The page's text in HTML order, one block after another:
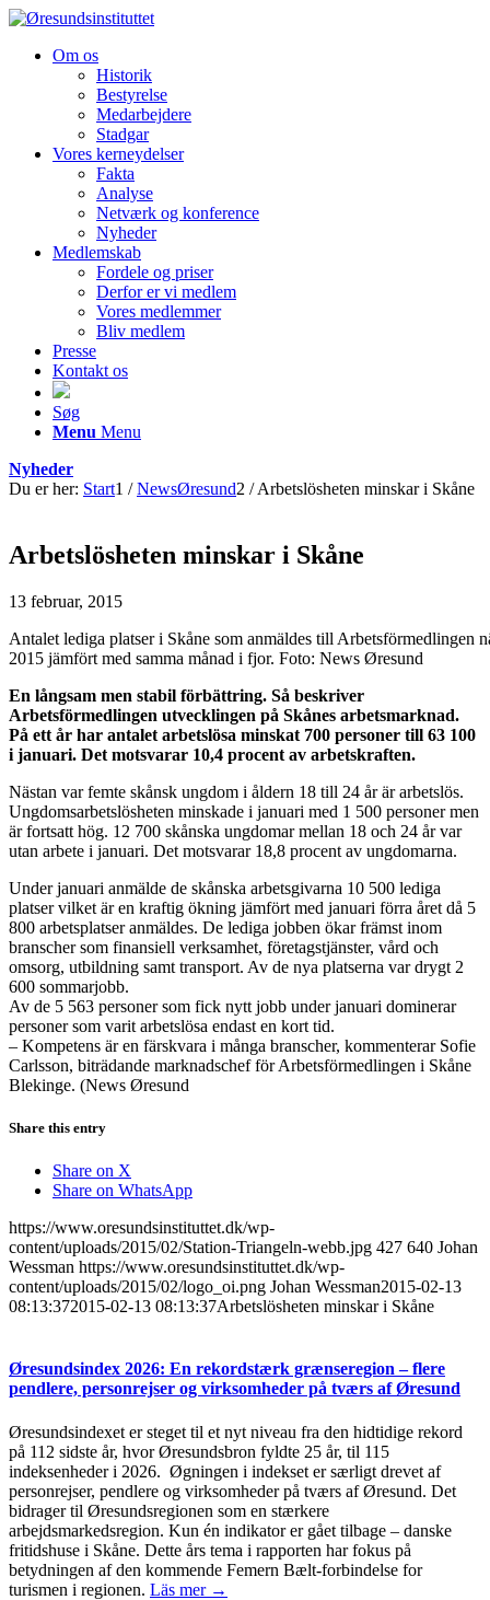
Om os
Historik
Bestyrelse
Medarbejdere
Stadgar
Vores kerneydelser
Fakta
Analyse
Netværk og konference
Nyheder
Medlemskab
Fordele og priser
Derfor er vi medlem
Vores medlemmer
Bliv medlem
Presse
Kontakt os
Søg
Menu Menu
Nyheder
Du er her: Start1 / NewsØresund2 / Arbetslösheten minskar i Skåne
Arbetslösheten minskar i Skåne
13 februar, 2015
Antalet lediga platser i Skåne som anmäldes till Arbetsförmedlingen
2015 jämfört med samma månad i fjor. Foto: News Øresund
En långsam men stabil förbättring. Så beskriver
Arbetsförmedlingen utvecklingen på Skånes arbetsmarknad.
På ett år har antalet arbetslösa minskat 700 personer till 63 100
i januari. Det motsvarar 10,4 procent av arbetskraften.
Nästan var femte skånsk ungdom i åldern 18 till 24 år är arbetslös.
Ungdomsarbetslösheten minskade i januari med 1 500 personer men
är fortsatt hög. 12 700 skånska ungdomar mellan 18 och 24 år var
utan arbete i januari. Det motsvarar 18,8 procent av ungdomarna.
Under januari anmälde de skånska arbetsgivarna 10 500 lediga
platser vilket är en kraftig ökning jämfört med januari förra året då 5
800 arbetsplatser anmäldes. De lediga jobben ökar främst inom
branscher som finansiell verksamhet, företagstjänster, vård och
omsorg, utbildning samt transport. Av de nya platserna var drygt 2
600 sommarjobb.
Av de 5 563 personer som fick nytt jobb under januari dominerar
personer som varit arbetslösa endast en kort tid.
– Kompetens är en färskvara i många branscher, kommenterar Sofie
Carlsson, biträdande marknadschef för Arbetsförmedlingen i Skåne
Blekinge. (News Øresund
Share this entry
Share on X
Share on WhatsApp
https://www.oresundsinstituttet.dk/wp-
content/uploads/2015/02/Station-Triangeln-webb.jpg 427 640 Johan
Wessman https://www.oresundsinstituttet.dk/wp-
content/uploads/2015/02/logo_oi.png Johan Wessman2015-02-13
08:13:372015-02-13 08:13:37Arbetslösheten minskar i Skåne
Øresundsindex 2026: En rekordstærk grænseregion – flere
pendlere, personrejser og virksomheder på tværs af Øresund
Øresundsindexet er steget til et nyt niveau fra den hidtidige rekord
på 112 sidste år, hvor Øresundsbron fyldte 25 år, til 115
indeksenheder i 2026. Øgningen i indekset er særligt drevet af
personrejser, pendlere og virksomheder på tværs af Øresund. Det
bidrager til Øresundsregionen som en stærkere
arbejdsmarkedsregion. Kun én indikator er gået tilbage – danske
fritidshuse i Skåne. Dette års tema i rapporten har fokus på
betydningen af den kommende Femern Bælt-forbindelse for
turismen i regionen. Läs mer →